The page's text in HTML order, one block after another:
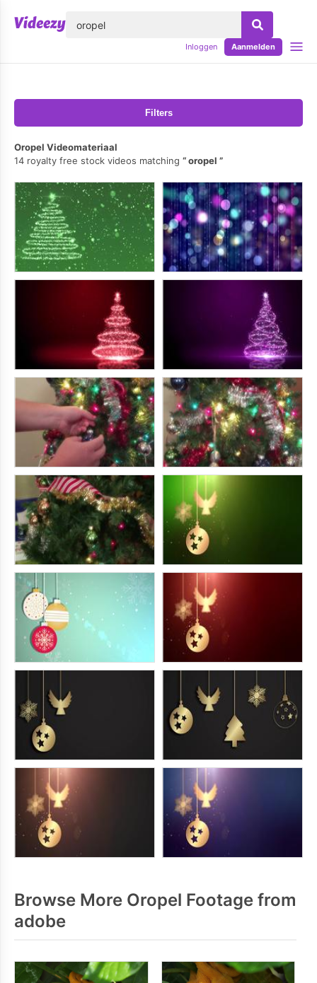
Inloggen Aanmelden
Filters
Oropel Videomateriaal
14 royalty free stock videos matching
oropel
Browse More Oropel Footage from
adobe